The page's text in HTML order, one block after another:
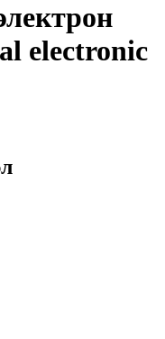
electronic